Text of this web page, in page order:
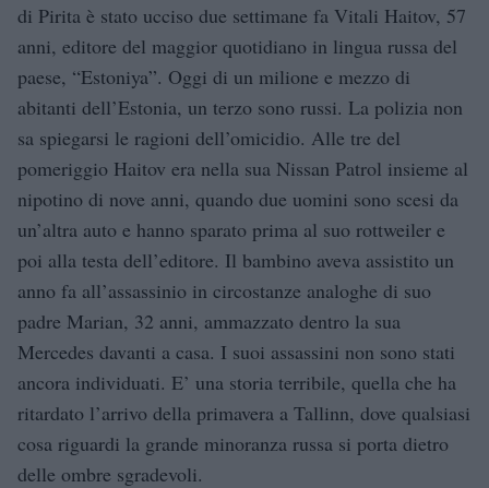
di Pirita è stato ucciso due settimane fa Vitali Haitov, 57
anni, editore del maggior quotidiano in lingua russa del
paese, “Estoniya”. Oggi di un milione e mezzo di
abitanti dell’Estonia, un terzo sono russi. La polizia non
sa spiegarsi le ragioni dell’omicidio. Alle tre del
pomeriggio Haitov era nella sua Nissan Patrol insieme al
nipotino di nove anni, quando due uomini sono scesi da
un’altra auto e hanno sparato prima al suo rottweiler e
poi alla testa dell’editore. Il bambino aveva assistito un
anno fa all’assassinio in circostanze analoghe di suo
padre Marian, 32 anni, ammazzato dentro la sua
Mercedes davanti a casa. I suoi assassini non sono stati
ancora individuati. E’ una storia terribile, quella che ha
ritardato l’arrivo della primavera a Tallinn, dove qualsiasi
cosa riguardi la grande minoranza russa si porta dietro
delle ombre sgradevoli.